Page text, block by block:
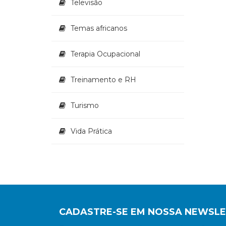
Televisão
Temas africanos
Terapia Ocupacional
Treinamento e RH
Turismo
Vida Prática
CADASTRE-SE EM NOSSA